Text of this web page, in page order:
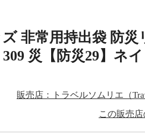
非常用持出袋 防災
災【防災29】ネ
販売店：トラベルソムリエ（
この販売